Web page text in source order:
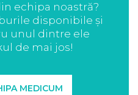
echipa noastră?
disponibile și
unul dintre ele
de mai jos!
MEDICUM